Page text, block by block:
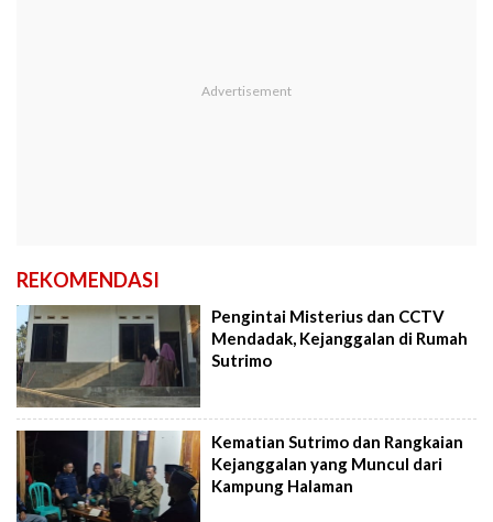
REKOMENDASI
Pengintai Misterius dan CCTV
Mendadak, Kejanggalan di Rumah
Sutrimo
Kematian Sutrimo dan Rangkaian
Kejanggalan yang Muncul dari
Kampung Halaman